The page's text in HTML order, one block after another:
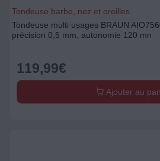
Tondeuse barbe, nez et oreilles
Tondeuse multi usages BRAUN
précision 0,5 mm, autonomie 120 mn
119,99€
Ajouter au